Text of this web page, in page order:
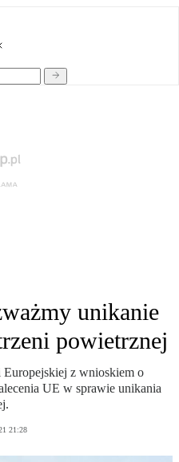
unikanie
powietrznej
z wnioskiem o
UE w sprawie unikania
21:28